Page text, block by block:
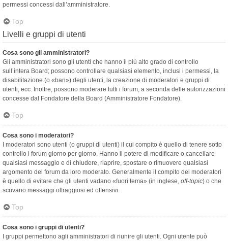
permessi concessi dall’amministratore.
Top
Livelli e gruppi di utenti
Cosa sono gli amministratori?
Gli amministratori sono gli utenti che hanno il più alto grado di controllo
sull’intera Board; possono controllare qualsiasi elemento, inclusi i permessi, la
disabilitazione (o «ban») degli utenti, la creazione di moderatori e gruppi di
utenti, ecc. Inoltre, possono moderare tutti i forum, a seconda delle autorizzazioni
concesse dal Fondatore della Board (Amministratore Fondatore).
Top
Cosa sono i moderatori?
I moderatori sono utenti (o gruppi di utenti) il cui compito è quello di tenere sotto
controllo i forum giorno per giorno. Hanno il potere di modificare o cancellare
qualsiasi messaggio e di chiudere, riaprire, spostare o rimuovere qualsiasi
argomento del forum da loro moderato. Generalmente il compito dei moderatori
è quello di evitare che gli utenti vadano «fuori tema» (in inglese, off-topic) o che
scrivano messaggi oltraggiosi ed offensivi.
Top
Cosa sono i gruppi di utenti?
I gruppi permettono agli amministratori di riunire gli utenti. Ogni utente può